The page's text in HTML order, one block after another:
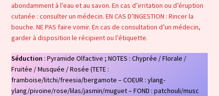
abondamment à l’eau et au savon. En cas d’irritation ou d’éruption
cutanée : consulter un médecin. EN CAS D’INGESTION : Rincer la
bouche. NE PAS faire vomir. En cas de consultation d’un médecin,
garder à disposition le récipient ou l’étiquette.
Séduction : Pyramide Olfactive ; NOTES : Chyprée / Florale /
Fruitée / Musquée / Rosée (TETE :
framboise/litchi/freesia/bergamote – COEUR : ylang-
ylang/pivoine/rose/lilas/jasmin/muguet – FOND : patchouli/musc